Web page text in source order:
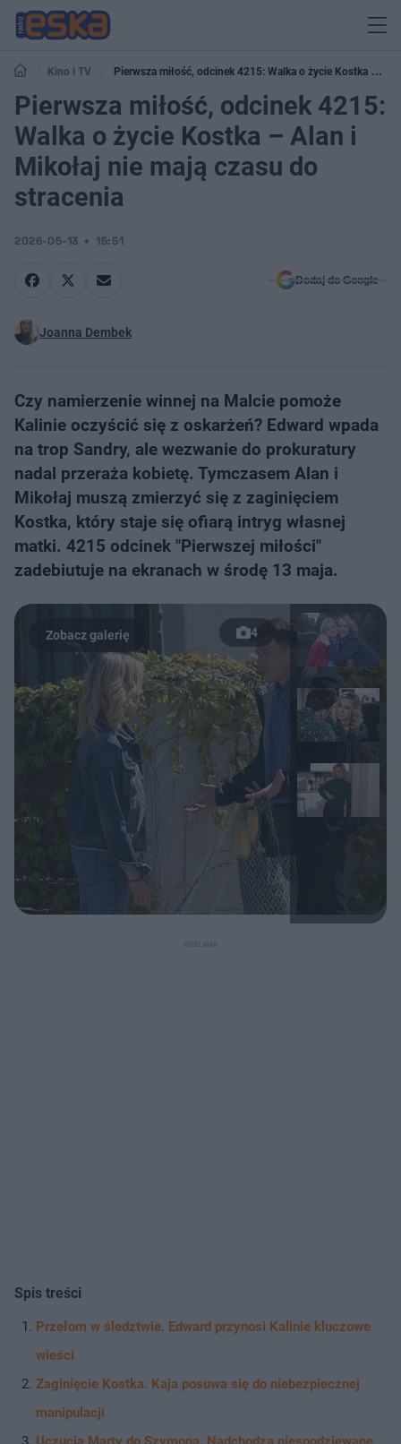
Kino i TV
Pierwsza miłość, odcinek 4215: Walka o życie Kostka –
Alan i Mikołaj nie mają czasu do stracenia
Pierwsza miłość, odcinek 4215:
Walka o życie Kostka – Alan i
Mikołaj nie mają czasu do
stracenia
2026-05-13 15:51
Dodaj do Google
Joanna Dembek
Czy namierzenie winnej na Malcie pomoże
Kalinie oczyścić się z oskarżeń? Edward wpada
na trop Sandry, ale wezwanie do prokuratury
nadal przeraża kobietę. Tymczasem Alan i
Mikołaj muszą zmierzyć się z zaginięciem
Kostka, który staje się ofiarą intryg własnej
matki. 4215 odcinek "Pierwszej miłości"
zadebiutuje na ekranach w środę 13 maja.
4
Spis treści
Przełom w śledztwie. Edward przynosi Kalinie kluczowe
wieści
Zaginięcie Kostka. Kaja posuwa się do niebezpiecznej
manipulacji